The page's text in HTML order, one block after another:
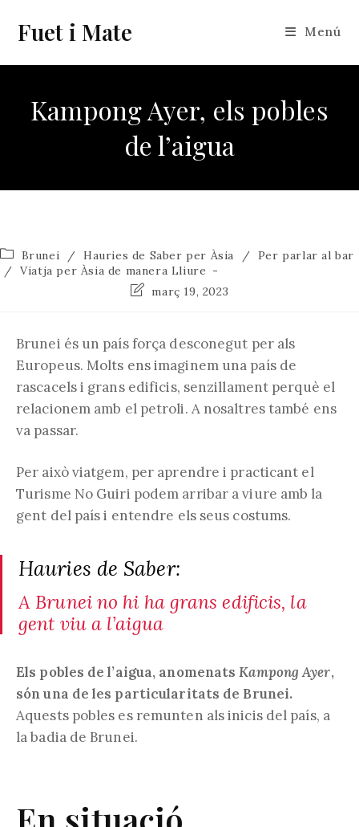
contingut
Fuet i Mate Menú
Kampong Ayer, els pobles
de l’aigua
Categoria
de
Brunei / Hauries de Saber per Àsia / Per parlar al bar
/ Viatja per Àsia de manera Lliure
Última
l'entrada:
març 19, 2023
Brunei és un país força desconegut per als
Europeus. Molts ens imaginem una país de
rascacels i grans edificis, senzillament perquè el
relacionem amb el petroli. A nosaltres també ens
va passar.
Per això viatgem, per aprendre i practicant el
Turisme No Guiri podem arribar a viure amb la
gent del país i entendre els seus costums.
Hauries de Saber:
A Brunei no hi ha grans edificis, la
gent viu a l’aigua
Els pobles de l’aigua, anomenatsKampong Ayer,
són una de les particularitats de Brunei.
Aquests pobles es remunten als inicis del país, a
la badia de Brunei.